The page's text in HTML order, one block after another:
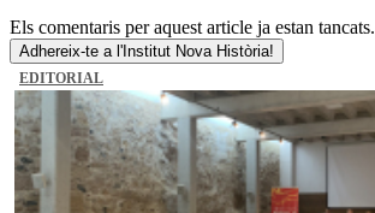
Els comentaris per aquest article ja estan tancats.
Adhereix-te a l'Institut Nova Història!
EDITORIAL